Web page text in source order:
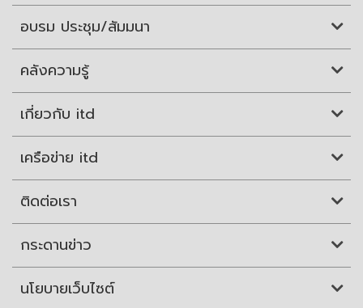
อบรม ประชุม/สัมมนา
คลังความรู้
เกี่ยวกับ itd
เครือข่าย itd
ติดต่อเรา
กระดานข่าว
นโยบายเว็บไซต์